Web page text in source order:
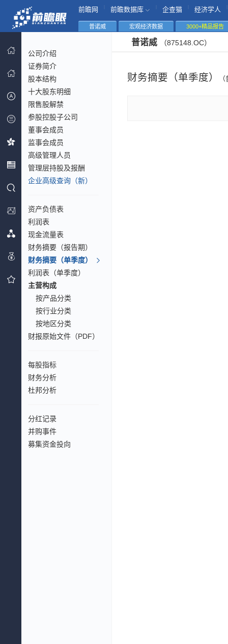
前瞻网 前瞻数据库 企查猫 经济学人
普诺威 宏观经济数据 3000+精品报告
公司介绍
证券简介
股本结构
十大股东明细
限售股解禁
参股控股子公司
董事会成员
监事会成员
高级管理人员
管理层持股及报酬
企业高级查询（新）
资产负债表
利润表
现金流量表
财务摘要（报告期）
财务摘要（单季度）
利润表（单季度）
主营构成
按产品分类
按行业分类
按地区分类
财报原始文件（PDF）
每股指标
财务分析
杜邦分析
分红记录
并购事件
募集资金投向
普诺威 （875148.OC）
财务摘要（单季度）